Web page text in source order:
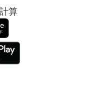
算